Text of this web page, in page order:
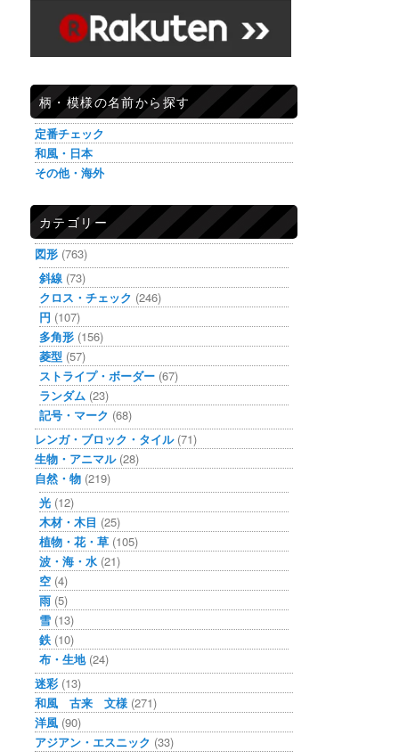
柄・模様の名前から探す
定番チェック
和風・日本
その他・海外
カテゴリー
図形 (763)
斜線 (73)
クロス・チェック (246)
円 (107)
多角形 (156)
菱型 (57)
ストライプ・ボーダー (67)
ランダム (23)
記号・マーク (68)
レンガ・ブロック・タイル(71)
生物・アニマル(28)
自然・物 (219)
光 (12)
木材・木目 (25)
植物・花・草 (105)
波・海・水 (21)
空 (4)
雨 (5)
雪 (13)
鉄 (10)
布・生地(24)
迷彩 (13)
和風 古来 文様 (271)
洋風 (90)
アジアン・エスニック (33)